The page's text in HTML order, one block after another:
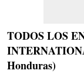
TODOS LOS
Honduras)